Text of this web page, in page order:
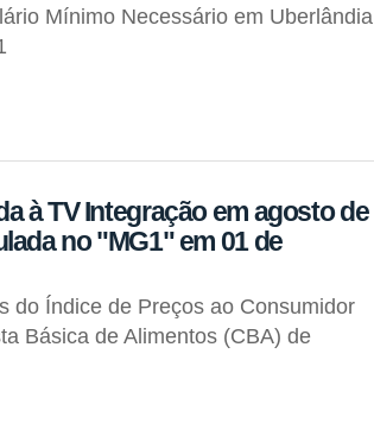
Mínimo Necessário em Uberlândia
à TV Integração em agosto de
no "MG1" em 01 de
do Índice de Preços ao Consumidor
Básica de Alimentos (CBA) de